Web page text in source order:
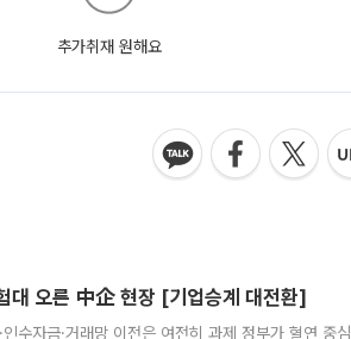
추가취재 원해요
대 오른 中企 현장 [기업승계 대전환]
수자금·거래망 이전은 여전히 과제 정부가 혈연 중심